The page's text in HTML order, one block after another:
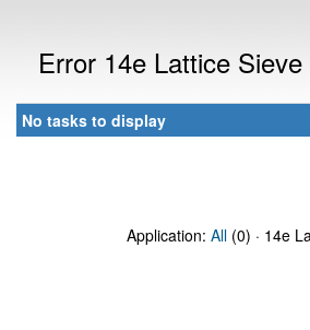
Error 14e Lattice
No tasks to display
Application: All (0) · 14e